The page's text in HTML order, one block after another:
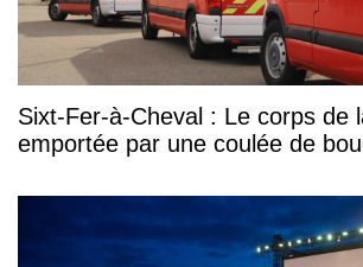
Sixt-Fer-à-Cheval : Le corps de
emportée par une coulée de